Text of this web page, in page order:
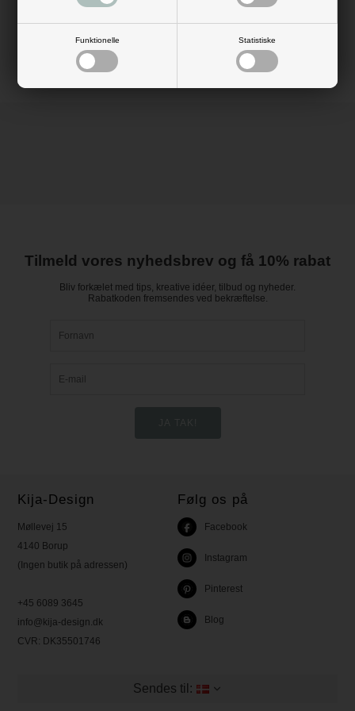
Funktionelle Statistiske
Materiale: plast
Tilmeld vores nyhedsbrev og få 10% rabat
Bliv forkælet med tips, kreative idéer, tilbud og nyheder.
Rabatkoden fremsendes ved bekræftelse.
Kija-Design
Møllevej 15
4140 Borup
(Ingen butik på adressen)
+45 6089 3645
info@kija-design.dk
CVR: DK35501746
Følg os på
Facebook
Instagram
Pinterest
Blog
Sendes til: